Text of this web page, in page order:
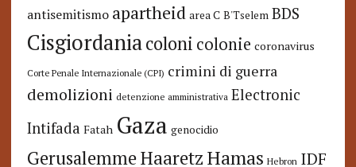
antisemitismo apartheid area C B'Tselem BDS
Cisgiordaniacoloni colonie coronavirus
Corte Penale Internazionale (CPI) crimini di guerra
demolizioni detenzione amministrativa Electronic
Intifada Fatah Gaza genocidio
GerusalemmeHaaretzHamas Hebron IDF